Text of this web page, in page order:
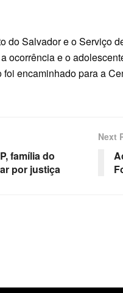
do Salvador e o Serviço
ocorrência e o
encaminhado para a
família do
por justiça
Next